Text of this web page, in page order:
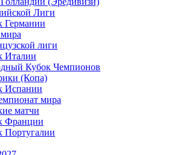
Лиги
Германии
лиги
Италии
Кубок Чемпионов
(Копа)
Испании
мира
матчи
Франции
Португалии